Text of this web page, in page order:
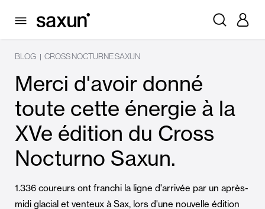
BLOG | CROSS NOCTURNE SAXUN
Merci d'avoir donné
toute cette énergie à la
XVe édition du Cross
Nocturno Saxun.
1.336 coureurs ont franchi la ligne d'arrivée par un après-
midi glacial et venteux à Sax, lors d'une nouvelle édition